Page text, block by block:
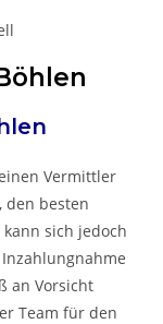
Vermittler
den besten
sich jedoch
an Vorsicht
Team für den